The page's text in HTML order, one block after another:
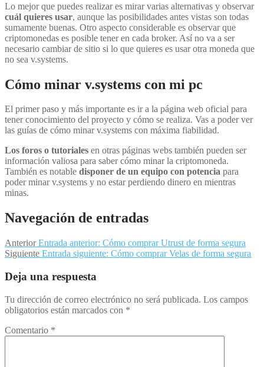
Lo mejor que puedes realizar es mirar varias alternativas y observar
cuál quieres usar, aunque las posibilidades antes vistas son todas
sumamente buenas. Otro aspecto considerable es observar que
criptomonedas es posible tener en cada broker. Así no va a ser
necesario cambiar de sitio si lo que quieres es usar otra moneda que
no sea v.systems.
Cómo minar v.systems con mi pc
El primer paso y más importante es ir a la página web oficial para
tener conocimiento del proyecto y cómo se realiza. Vas a poder ver
las guías de cómo minar v.systems con máxima fiabilidad.
Los foros o tutoriales en otras páginas webs también pueden ser
información valiosa para saber cómo minar la criptomoneda.
También es notable disponer de un equipo con potencia para
poder minar v.systems y no estar perdiendo dinero en mientras
minas.
Navegación de entradas
Anterior Entrada anterior: Cómo comprar Utrust de forma segura
Siguiente Entrada siguiente: Cómo comprar Velas de forma segura
Deja una respuesta
Tu dirección de correo electrónico no será publicada. Los campos
obligatorios están marcados con *
Comentario *